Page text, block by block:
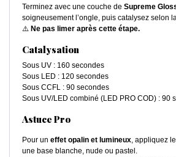
Terminez avec une couche de Supreme
soigneusement l’ongle, puis catalysez selon
⚠️ Ne pas limer après cette étape.
Catalysation
Sous UV : 160 secondes
Sous LED : 120 secondes
Sous CCFL : 90 secondes
Sous UV/LED combiné (LED PRO COD) : 90
Astuce Pro
Pour un effet opalin et lumineux, appliquez
une base blanche, nude ou pastel.